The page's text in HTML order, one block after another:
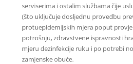
serviserima i ostalim službama čije
(što uključuje dosljednu provedbu
protuepidemijskih mjera poput
potrošnju, zdravstvene ispravnosti
mjeru dezinfekcije ruku i po potrebi
zamjenske obuće.